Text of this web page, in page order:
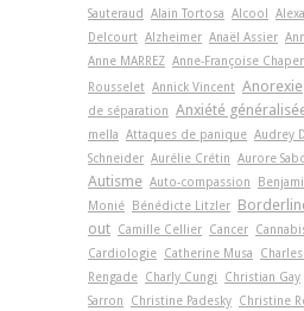
Sauteraud
Alain Tortosa Alcool
Delcourt Alzheimer Anaël Assier
Anne MARREZ Anne-Françoise
Rousselet Annick Vincent Anorexie
de séparation Anxiété
mella Attaques de panique Audrey
Schneider Aurélie Crétin Aurore
Autisme Auto-compassion
Monié
Bénédicte Litzler
out Camille Cellier Cancer
Cardiologie Catherine Musa
Rengade Charly Cungi Christian Gay
Sarron
Christine Padesky Christine